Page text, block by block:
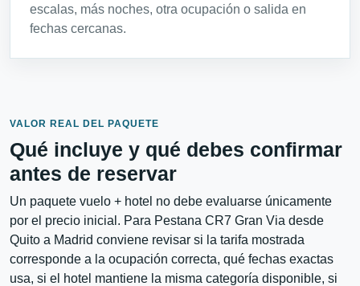
escalas, más noches, otra ocupación o salida en
fechas cercanas.
VALOR REAL DEL PAQUETE
Qué incluye y qué debes confirmar
antes de reservar
Un paquete vuelo + hotel no debe evaluarse únicamente
por el precio inicial. Para Pestana CR7 Gran Via desde
Quito a Madrid conviene revisar si la tarifa mostrada
corresponde a la ocupación correcta, qué fechas exactas
usa, si el hotel mantiene la misma categoría disponible, si